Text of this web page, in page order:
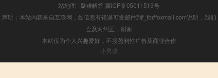
站地图 | 疑难解答 冀ICP备05011519号
声明：本站内容来自互联网，如信息有错误可发邮件到f_fb#foxmail.com说明，我们
会及时纠正，谢谢
本站仅为个人兴趣爱好，不接盈利性广告及商业合作
小男孩